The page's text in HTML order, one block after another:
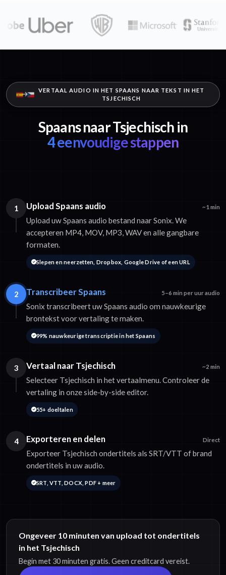
VERTAAL AUDIO IN HET SPAANS NAAR TEKST IN HET
TSJECHISCH
Spaans naar Tsjechisch in
4 eenvoudige stappen
1 Upload Spaans audio ~1 min
Upload uw Spaans audio bestand naar Sonix. We
accepteren MP4, MOV, MP3, WAV en alle gangbare
formaten.
Slepen en neerzetten, Dropbox, Google Drive of een URL
2 Transcribeer Spaans 5–6 min per uur audio
Sonix transcribeert uw Spaans audio om nauwkeurige
brontekst voor vertaling te maken.
99% nauwkeurige transcriptie in het Spaans
3 Vertaal naar Tsjechisch ~2 min
Selecteer Tsjechisch in het vertaalmenu. Controleer de
vertaling in onze side-by-side editor.
55+ doeltalen
4 Exporteren en delen Direct
Exporteer Tsjechisch ondertitels als SRT/VTT of brand
ondertitels in uw audio.
SRT, VTT, DOCX, PDF + meer
Ongeveer 10 minuten van upload tot ondertitels
in het Tsjechisch
Begin met 30 minuten gratis. Geen creditcard vereist.